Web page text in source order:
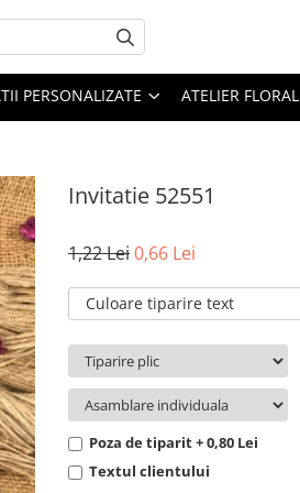
PERSONALIZATE ATELIER FLORAL
Invitatie 52551
1,22 Lei0,66 Lei
Culoare tiparire text
Poza de tiparit + 0,80 Lei
Textul clientului